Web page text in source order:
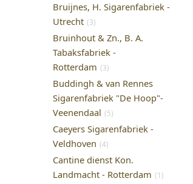
Bruijnes, H. Sigarenfabriek -
Utrecht (3)
Bruinhout & Zn., B. A.
Tabaksfabriek -
Rotterdam (3)
Buddingh & van Rennes
Sigarenfabriek "De Hoop"-
Veenendaal (5)
Caeyers Sigarenfabriek -
Veldhoven (4)
Cantine dienst Kon.
Landmacht - Rotterdam (1)